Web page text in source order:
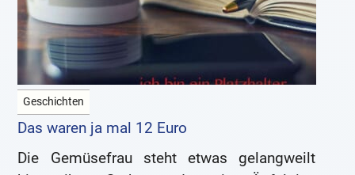
Geschichten
Das waren ja mal 12 Euro
Die Gemüsefrau steht etwas gelangweilt